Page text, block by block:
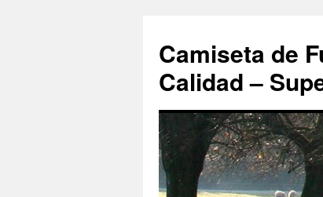
Camiseta de
Calidad –